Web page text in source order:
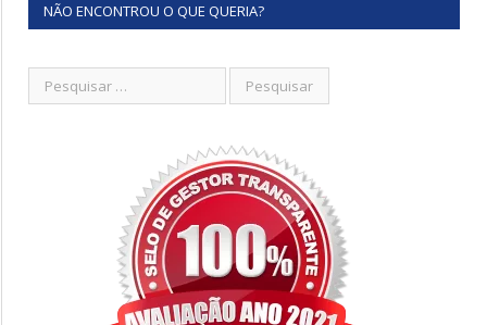
NÃO ENCONTROU O QUE QUERIA?